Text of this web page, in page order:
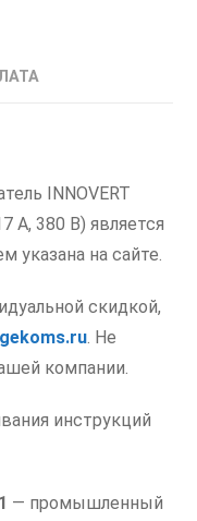
INNOVERT
А, 380 В) является
указана на сайте.
скидкой,
. Не
компании.
инструкций
— промышленный